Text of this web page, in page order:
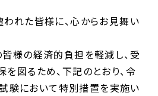
れた皆様に、心からお見舞い
様の経済的負担を軽減し、受
図るため、下記のとおり、令
験において特別措置を実施い